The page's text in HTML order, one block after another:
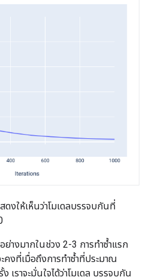
ดงให้เห็นว่าโมเดลบรรจบกันที่
างมากในช่วง 2-3 การทำซ้ำแรก
งที่เมื่อถึงการทำซ้ำที่ประมาณ
เราจะมั่นใจได้ว่าโมเดล บรรจบกัน